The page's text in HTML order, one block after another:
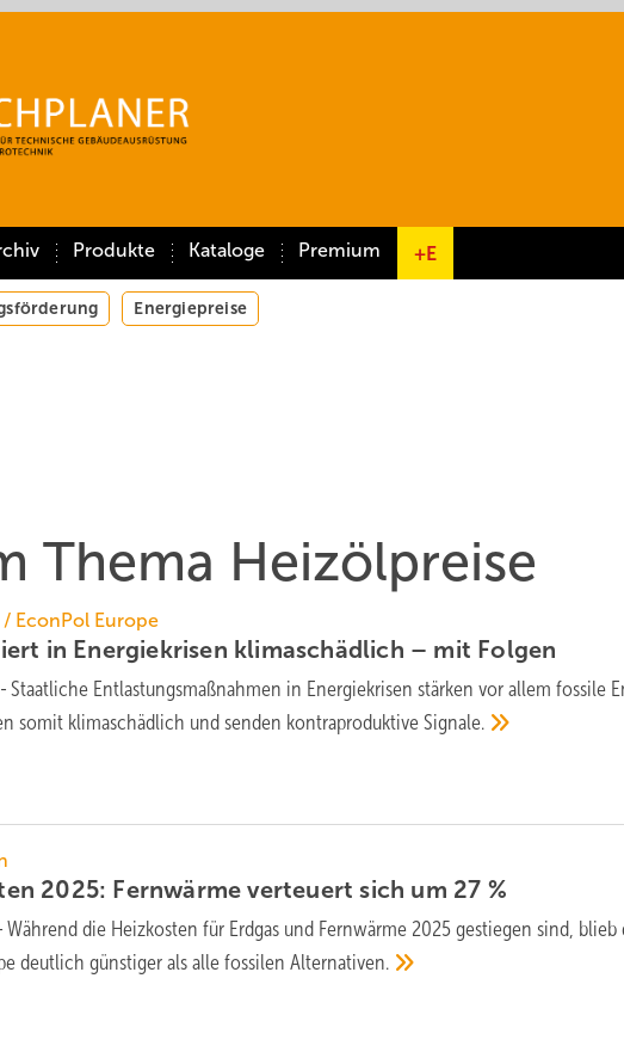
Produkte Kataloge Premium +E
Energiepreise
Thema Heizölpreise
EconPol Europe
in Energie­krisen kli­ma­schäd­lich – mit Folgen
- Staatliche Ent­lastungs­maß­nah­men in Energie­krisen stär­ken vor allem fossile
so­mit klima­schäd­lich und sen­den kontra­pro­duk­tiveSig­nale.
2025: Fernwärme verteuert sich um 27 %
Während die Heizkosten für Erd­gas und Fern­wärme 2025 gestie­gen sind, blieb
deutlich güns­tiger als alle fos­silenAlter­nativen.